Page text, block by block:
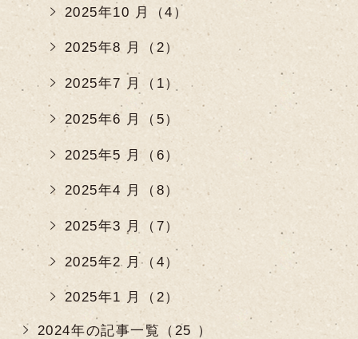
2025年10 月（4）
2025年8 月（2）
2025年7 月（1）
2025年6 月（5）
2025年5 月（6）
2025年4 月（8）
2025年3 月（7）
2025年2 月（4）
2025年1 月（2）
2024年の記事一覧（25 ）